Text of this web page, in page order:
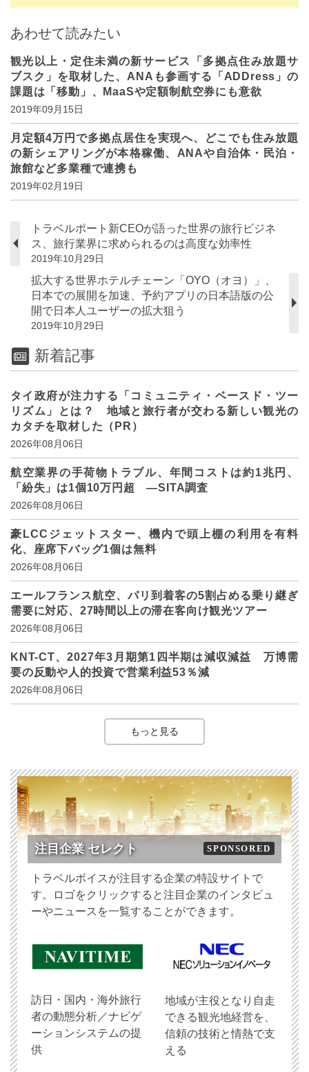
あわせて読みたい
観光以上・定住未満の新サービス「多拠点住み放題サ
ブスク」を取材した、ANAも参画する「ADDress」の
課題は「移動」、MaaSや定額制航空券にも意欲
2019年09月15日
月定額4万円で多拠点居住を実現へ、どこでも住み放題
の新シェアリングが本格稼働、ANAや自治体・民泊・
旅館など多業種で連携も
2019年02月19日
トラベルポート新CEOが語った世界の旅行ビジネ
ス、旅行業界に求められるのは高度な効率性
2019年10月29日
拡大する世界ホテルチェーン「OYO（オヨ）」、
日本での展開を加速、予約アプリの日本語版の公
開で日本人ユーザーの拡大狙う
2019年10月29日
新着記事
タイ政府が注力する「コミュニティ・ベースド・ツー
リズム」とは？ 地域と旅行者が交わる新しい観光の
カタチを取材した（PR）
2026年08月06日
航空業界の手荷物トラブル、年間コストは約1兆円、
「紛失」は1個10万円超 ―SITA調査
2026年08月06日
豪LCCジェットスター、機内で頭上棚の利用を有料
化、座席下バッグ1個は無料
2026年08月06日
エールフランス航空、パリ到着客の5割占める乗り継ぎ
需要に対応、27時間以上の滞在客向け観光ツアー
2026年08月06日
KNT-CT、2027年3月期第1四半期は減収減益 万博需
要の反動や人的投資で営業利益53％減
2026年08月06日
もっと見る
注目企業 セレクト SPONSORED
トラベルボイスが注目する企業の特設サイトで
す。ロゴをクリックすると注目企業のインタビュ
ーやニュースを一覧することができます。
訪日・国内・海外旅行
者の動態分析／ナビゲ
ーションシステムの提
供
地域が主役となり自走
できる観光地経営を、
信頼の技術と情熱で支
える